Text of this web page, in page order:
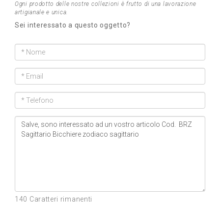
Ogni prodotto delle nostre collezioni è frutto di una lavorazione
artigianale e unica.
Sei interessato a questo oggetto?
140 Caratteri rimanenti